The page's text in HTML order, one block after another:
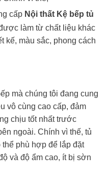
cấp Nội thất Kệ bếp tủ
làm từ chất liệu khác
kế, màu sắc, phong cách
mà chúng tôi đang cung
vô cùng cao cấp, đảm
chịu tốt nhất trước
ngoài. Chính vì thế, tủ
thể phù hợp để lắp đặt
và độ ẩm cao, ít bị sờn